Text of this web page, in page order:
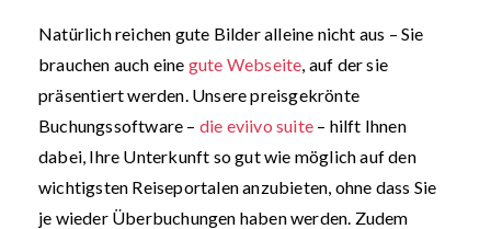
Natürlich reichen gute Bilder alleine nicht aus – Sie
brauchen auch eine gute Webseite, auf der sie
präsentiert werden. Unsere preisgekrönte
Buchungssoftware – die eviivo suite – hilft Ihnen
dabei, Ihre Unterkunft so gut wie möglich auf den
wichtigsten Reiseportalen anzubieten, ohne dass Sie
je wieder Überbuchungen haben werden. Zudem